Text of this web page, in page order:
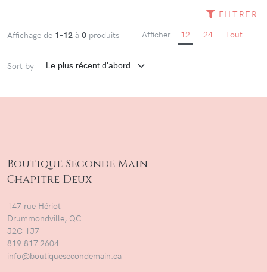
FILTRER
Affichage de 1-12 à 0 produits Afficher 12 24 Tout
Sort by
Boutique Seconde Main -
Chapitre Deux
147 rue Hériot
Drummondville, QC
J2C 1J7
819.817.2604
info@boutiquesecondemain.ca